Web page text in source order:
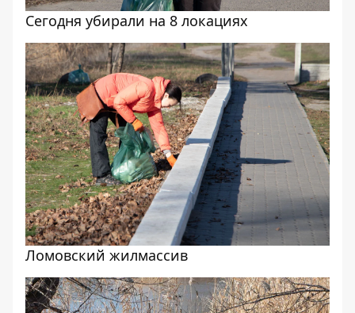
Сегодня убирали на 8 локациях
Ломовский жилмассив